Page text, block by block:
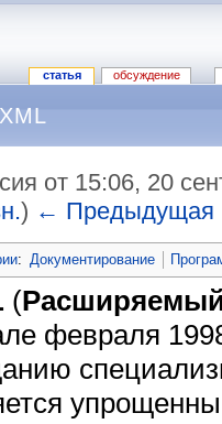
статья обсуждение
XML
от 15:06, 20
) ← Предыдущая
: Документирование
(
февраля